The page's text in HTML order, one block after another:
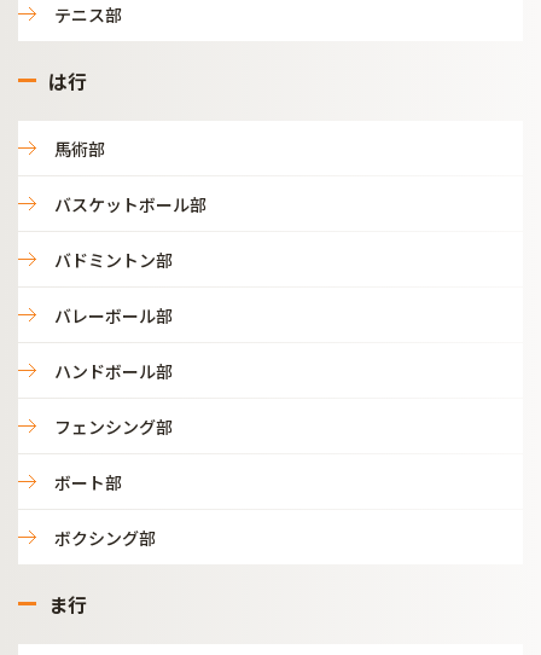
テニス部
は行
馬術部
バスケットボール部
バドミントン部
バレーボール部
ハンドボール部
フェンシング部
ボート部
ボクシング部
ま行